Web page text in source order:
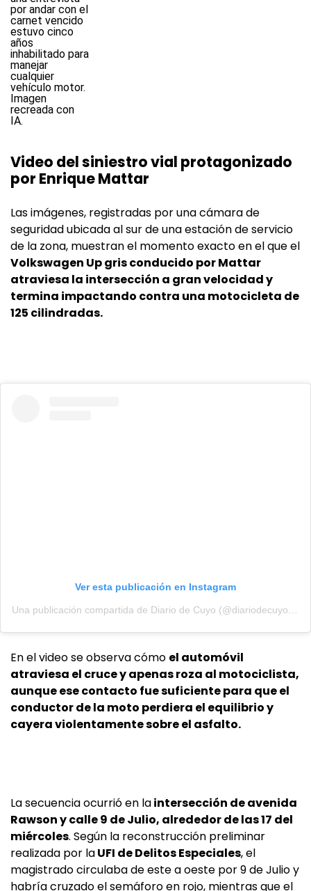
Video del siniestro vial protagonizado
por Enrique Mattar
Las imágenes, registradas por una cámara de
seguridad ubicada al sur de una estación de servicio
de la zona, muestran el momento exacto en el que el
Volkswagen Up gris conducido por Mattar
atraviesa la intersección a gran velocidad y
termina impactando contra una motocicleta de
125 cilindradas.
Ver esta publicación en Instagram
Una publicación compartida de Diario de Cuyo (@diariodecuyoweb)
En el video se observa cómo el automóvil
atraviesa el cruce y apenas roza al motociclista,
aunque ese contacto fue suficiente para que el
conductor de la moto perdiera el equilibrio y
cayera violentamente sobre el asfalto.
La secuencia ocurrió en laintersección de avenida
Rawson y calle 9 de Julio, alrededor de las 17 del
miércoles. Según la reconstrucción preliminar
realizada por laUFI de Delitos Especiales, el
magistrado circulaba de este a oeste por 9 de Julio y
habría cruzado el semáforo en rojo, mientras que el